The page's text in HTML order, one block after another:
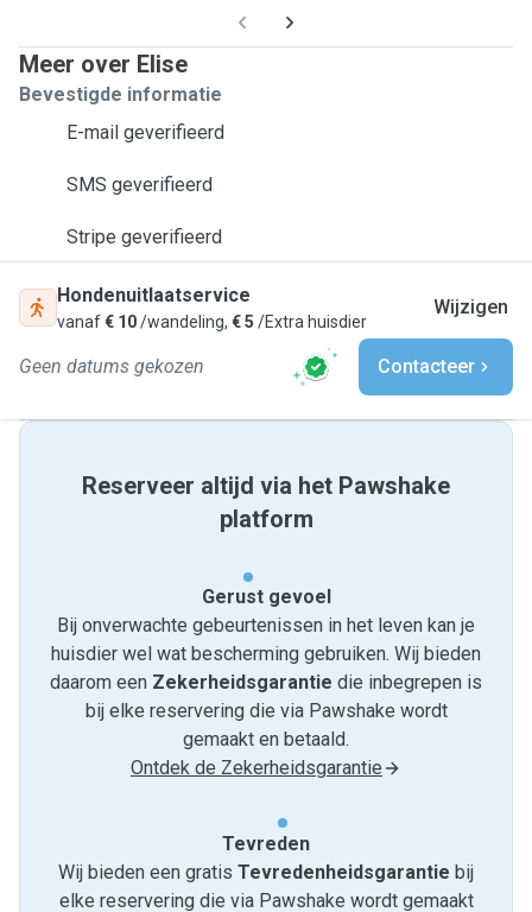
Meer over Elise
Bevestigde informatie
E-mail geverifieerd
SMS geverifieerd
Stripe geverifieerd
Hondenuitlaatservice
vanaf€ 10/wandeling, € 5 /Extra huisdier
Wijzigen
Geen datums gekozen Contacteer
Reserveer altijd via het Pawshake
platform
Gerust gevoel
Bij onverwachte gebeurtenissen in het leven kan je
huisdier wel wat bescherming gebruiken. Wij bieden
daarom een Zekerheidsgarantie die inbegrepen is
bij elke reservering die via Pawshake wordt
gemaakt en betaald.
Ontdek de Zekerheidsgarantie
Tevreden
Wij bieden een gratis Tevredenheids­garantie bij
elke reservering die via Pawshake wordt gemaakt